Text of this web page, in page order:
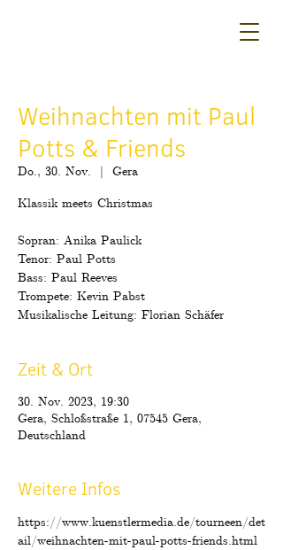
Weihnachten mit Paul
Potts & Friends
Do., 30. Nov.
  |
Gera
Klassik meets Christmas
Sopran: Anika Paulick
Tenor: Paul Potts
Bass: Paul Reeves
Trompete: Kevin Pabst
Musikalische Leitung: Florian Schäfer
Zeit & Ort
30. Nov. 2023, 19:30
Gera, Schloßstraße 1, 07545 Gera,
Deutschland
Weitere Infos
https://www.kuenstlermedia.de/tourneen/det
ail/weihnachten-mit-paul-potts-friends.html